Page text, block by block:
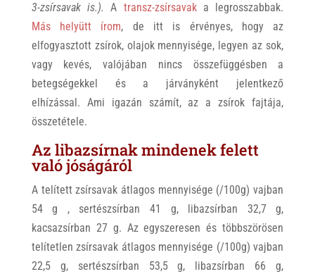
3-zsírsavak is.).A transz-zsírsavaka legrosszabbak.
Más helyütt írom, de itt is érvényes, hogy az
elfogyasztott zsírok, olajok mennyisége, legyen az sok,
vagy kevés, valójában nincs összefüggésben a
betegségekkel és a járványként jelentkező
elhízással. Ami igazán számít, az a zsírok fajtája,
összetétele.
Az libazsírnak mindenek felett
való jóságáról
A telített zsírsavak átlagos mennyisége (/100g)vajban
54 g , sertészsírban 41 g,
libazsírban 32,7 g,
kacsazsírban 27 g. Az egyszeresen és többszörösen
telítetlen zsírsavak átlagos mennyisége (/100g)vajban
22,5 g, sertészsírban 53,5 g,
libazsírban 66 g,